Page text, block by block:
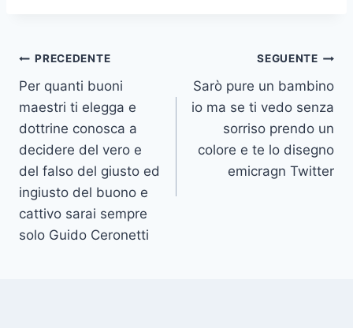
Navigazione
articoli
PRECEDENTE
Per quanti buoni
maestri ti elegga e
dottrine conosca a
decidere del vero e
del falso del giusto ed
ingiusto del buono e
cattivo sarai sempre
solo Guido Ceronetti
SEGUENTE
Sarò pure un bambino
io ma se ti vedo senza
sorriso prendo un
colore e te lo disegno
emicragn Twitter